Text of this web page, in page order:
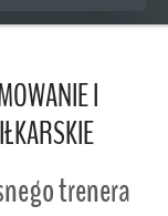
I
trenera